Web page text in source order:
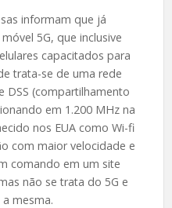
informam que já
5G, que inclusive
capacitados para
trata-se de uma rede
DSS (compartilhamento
em 1.200 MHz na
nos EUA como Wi-fi
com maior velocidade e
comando em um site
não se trata do 5G e
mesma.